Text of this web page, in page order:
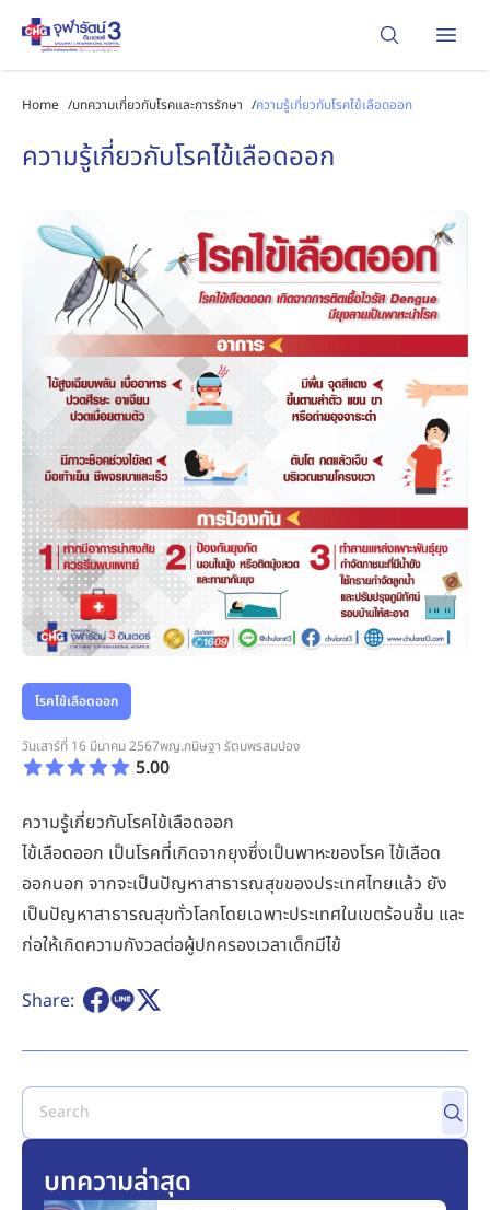
Home /บทความเกี่ยวกับโรคและการรักษา /ความรู้เกี่ยวกับโรคไข้เลือดออก
ความรู้เกี่ยวกับโรคไข้เลือดออก
โรคไข้เลือดออก
วันเสาร์ที่ 16 มีนาคม 2567พญ.กนิษฐา รัตนพรสมปอง
5.00
ความรู้เกี่ยวกับโรคไข้เลือดออก
ไข้เลือดออก เป็นโรคที่เกิดจากยุงซึ่งเป็นพาหะของโรค ไข้เลือด
ออกนอก จากจะเป็นปัญหาสาธารณสุขของประเทศไทยแล้ว ยัง
เป็นปัญหาสาธารณสุขทั่วโลกโดยเฉพาะประเทศในเขตร้อนชื้น และ
ก่อให้เกิดความกังวลต่อผู้ปกครองเวลาเด็กมีไข้
Share:
บทความล่าสุด